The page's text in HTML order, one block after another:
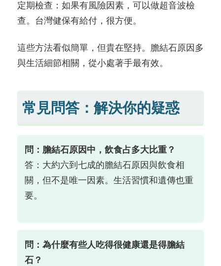
定期檢查：如果有風險因素，可以做超音波檢
查。台灣健保有給付，很方便。
這些方法看似簡單，但貴在堅持。膽結石原因多
與生活細節相關，從小處著手最有效。
常見問答：解決你的疑惑
問：膽結石原因中，飲食占多大比重？
答：大約六到七成的膽結石原因與飲食相
關，但不是唯一因素。生活習慣和遺傳也重
要。
問：為什麼有些人吃得很健康還是得膽結
石？